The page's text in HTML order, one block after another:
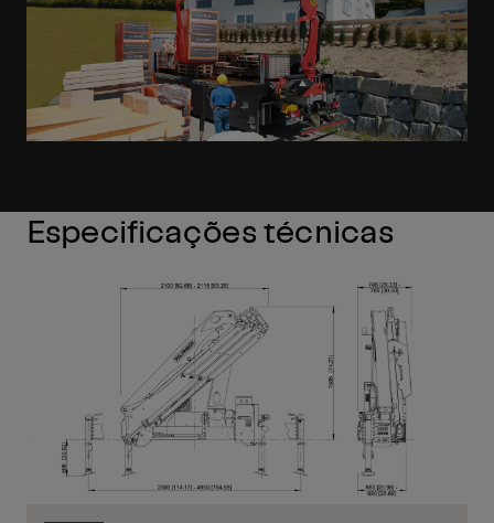
Especificações técnicas